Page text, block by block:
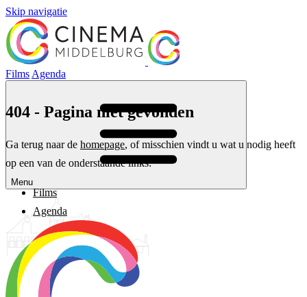
Skip navigatie
Films Agenda
Menu
404 - Pagina niet gevonden
Ga terug naar de homepage, of misschien vindt u wat u nodig heeft
op een van de onderstaande links:
Films
Agenda